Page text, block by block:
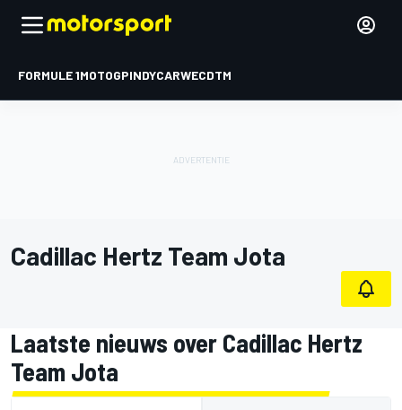
FORMULE 1MOTOGPINDYCARWECDTM
Cadillac Hertz Team Jota
Laatste nieuws over Cadillac Hertz
Team Jota